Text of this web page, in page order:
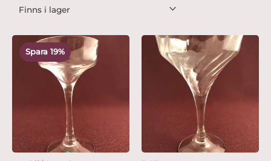
Spara 19%
Det
ursprungliga
var:
495 kr.
Det
nuvarande
priset
är:
399 kr.